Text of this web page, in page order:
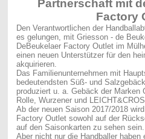
Partnerschaft mit
Factory
Den Verantwortlichen der
es gelungen, mit Griesson - de
DeBeukelaer Factory Outlet im
einen neuen Unterstützer für den
akquirieren.
Das Familienunternehmen mit
bedeutendsten Süß- und
produziert u. a. Gebäck der Marken
Rolle, Wurzener und
Ab der neuen Saison 2017/2018
Factory Outlet sowohl auf der
auf den Saisonkarten zu sehen sein.
Aber nicht nur die Handballer